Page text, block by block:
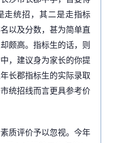
走统招，其二是走指标
以及分数，甚为简单直
颇高。指标生的话，则
，建议身为家长的你提
长郡指标生的实际录取
统招线而言更具参考价
质评价予以忽视。今年